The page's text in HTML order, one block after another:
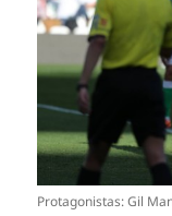
Protagonistas: Gil